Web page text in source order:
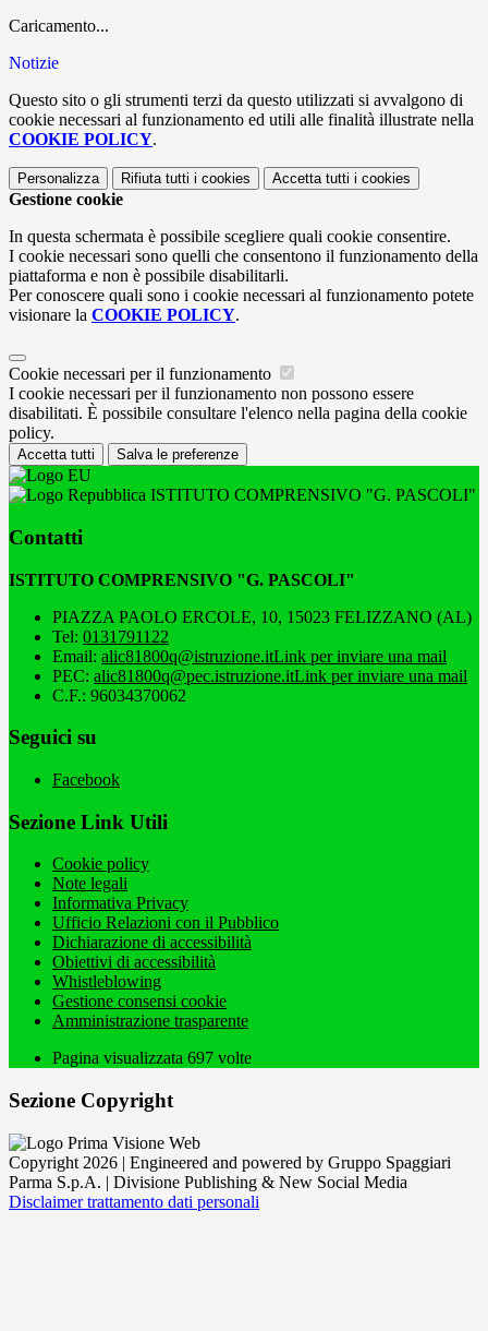
Caricamento...
Notizie
Questo sito o gli strumenti terzi da questo utilizzati si avvalgono di
cookie necessari al funzionamento ed utili alle finalità illustrate nella
COOKIE POLICY.
Personalizza Rifiuta tutti i cookies Accetta tutti i cookies
Gestione cookie
In questa schermata è possibile scegliere quali cookie consentire.
I cookie necessari sono quelli che consentono il funzionamento della
piattaforma e non è possibile disabilitarli.
Per conoscere quali sono i cookie necessari al funzionamento potete
visionare la COOKIE POLICY.
Cookie necessari per il funzionamento
I cookie necessari per il funzionamento non possono essere
disabilitati. È possibile consultare l'elenco nella pagina della cookie
policy.
Accetta tutti Salva le preferenze
ISTITUTO COMPRENSIVO "G. PASCOLI"
Contatti
ISTITUTO COMPRENSIVO "G. PASCOLI"
PIAZZA PAOLO ERCOLE, 10, 15023 FELIZZANO (AL)
Tel: 0131791122
Email: alic81800q@istruzione.itLink per inviare una mail
PEC: alic81800q@pec.istruzione.itLink per inviare una mail
C.F.: 96034370062
Seguici su
Facebook
Sezione Link Utili
Cookie policy
Note legali
Informativa Privacy
Ufficio Relazioni con il Pubblico
Dichiarazione di accessibilità
Obiettivi di accessibilità
Whistleblowing
Gestione consensi cookie
Amministrazione trasparente
Pagina visualizzata 697 volte
Sezione Copyright
Copyright 2026 | Engineered and powered by Gruppo Spaggiari
Parma S.p.A. | Divisione Publishing & New Social Media
Disclaimer trattamento dati personali